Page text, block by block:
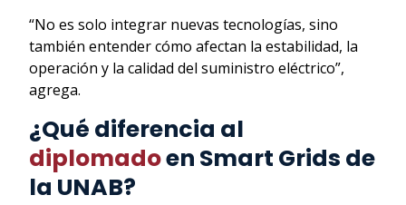
“No es solo integrar nuevas tecnologías, sino
también entender cómo afectan la estabilidad, la
operación y la calidad del suministro eléctrico”,
agrega.
¿Qué diferencia al
diplomadoen Smart Grids de
la UNAB?